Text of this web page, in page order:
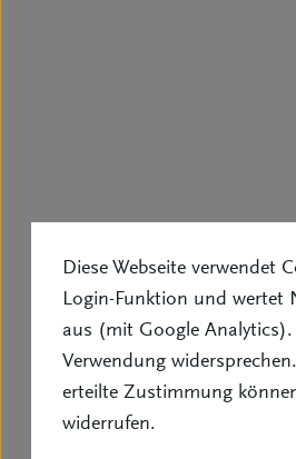
Diese Webseite verwendet
Login-Funktion und wertet
aus (mit Google
Verwendung
erteilte Zustimmung
widerrufen.